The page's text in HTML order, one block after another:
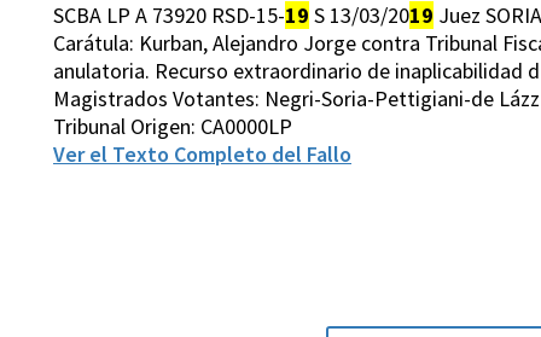
SCBA LP A 73920 RSD-15-19 S 13/03/2019 Juez
Carátula: Kurban, Alejandro Jorge contra Tribunal
anulatoria. Recurso extraordinario de inaplicabilidad
Magistrados Votantes: Negri-Soria-Pettigiani-de
Tribunal Origen: CA0000LP
Ver el Texto Completo del Fallo